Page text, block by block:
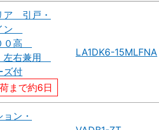
ア 引戸・
ン
０高
左右兼用
ズ付
まで約6日
LA1DK6-15MLFNA
ン・